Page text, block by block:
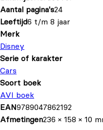
Aantal pagina's24
Leeftijd6 t/m 8 jaar
Merk
Disney
Serie of karakter
Cars
Soort boek
AVI boek
EAN9789047862192
Afmetingen236 × 158 × 10